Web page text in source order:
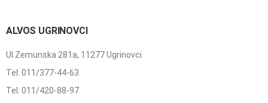
ALVOS UGRINOVCI
Ul Zemunska 281a, 11277 Ugrinovci
Tel: 011/377-44-63
Tel: 011/420-88-97